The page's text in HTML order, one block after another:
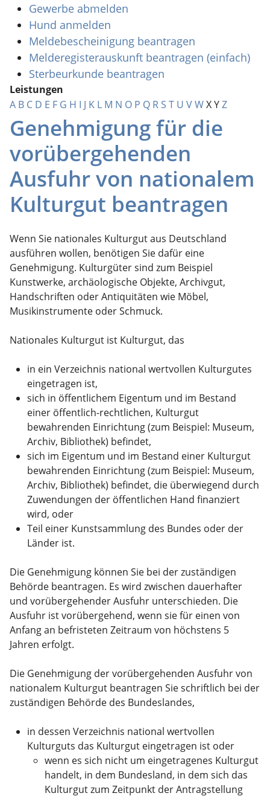
Gewerbe abmelden
Hund anmelden
Meldebescheinigung beantragen
Melderegisterauskunft beantragen (einfach)
Sterbeurkunde beantragen
Leistungen
A B C D E F G H I J K L M N O P Q R S T U VWXYZ
Genehmigung für die
vorübergehenden
Ausfuhr von nationalem
Kulturgut beantragen
Wenn Sie nationales Kulturgut aus Deutschland
ausführen wollen, benötigen Sie dafür eine
Genehmigung. Kulturgüter sind zum Beispiel
Kunstwerke, archäologische Objekte, Archivgut,
Handschriften oder Antiquitäten wie Möbel,
Musikinstrumente oder Schmuck.
Nationales Kulturgut ist Kulturgut, das
in ein Verzeichnis national wertvollen Kulturgutes
eingetragen ist,
sich in öffentlichem Eigentum und im Bestand
einer öffentlich-rechtlichen, Kulturgut
bewahrenden Einrichtung (zum Beispiel: Museum,
Archiv, Bibliothek) befindet,
sich im Eigentum und im Bestand einer Kulturgut
bewahrenden Einrichtung (zum Beispiel: Museum,
Archiv, Bibliothek) befindet, die überwiegend durch
Zuwendungen der öffentlichen Hand finanziert
wird, oder
Teil einer Kunstsammlung des Bundes oder der
Länder ist.
Die Genehmigung können Sie bei der zuständigen
Behörde beantragen. Es wird zwischen dauerhafter
und vorübergehender Ausfuhr unterschieden. Die
Ausfuhr ist vorübergehend, wenn sie für einen von
Anfang an befristeten Zeitraum von höchstens 5
Jahren erfolgt.
Die Genehmigung der vorübergehenden Ausfuhr von
nationalem Kulturgut beantragen Sie schriftlich bei der
zuständigen Behörde des Bundeslandes,
in dessen Verzeichnis national wertvollen
Kulturguts das Kulturgut eingetragen ist oder
wenn es sich nicht um eingetragenes Kulturgut
handelt, in dem Bundesland, in dem sich das
Kulturgut zum Zeitpunkt der Antragstellung